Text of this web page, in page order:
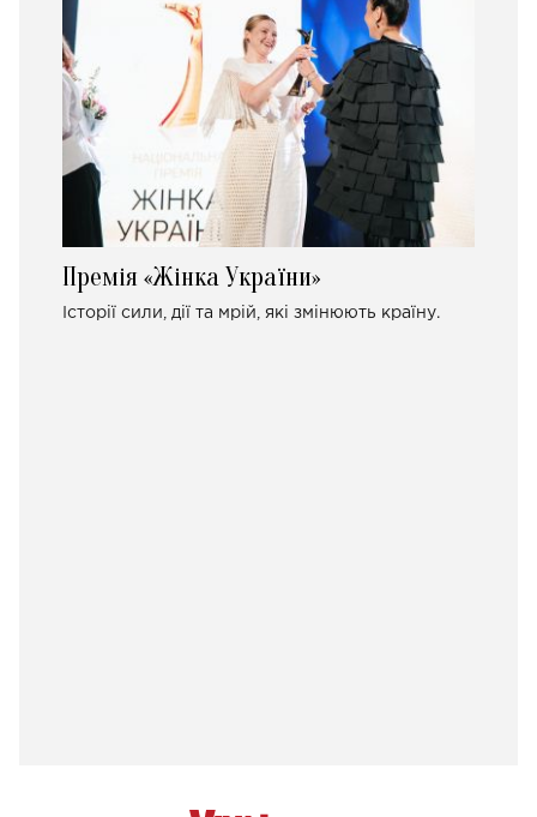
Премія «Жінка України»
Історії сили, дії та мрій, які змінюють країну.